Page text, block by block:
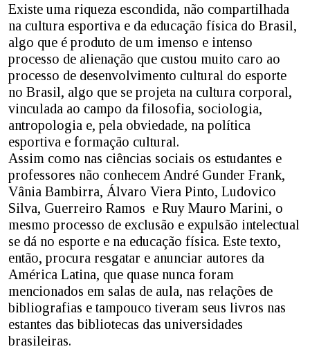
Existe uma riqueza escondida, não compartilhada
na cultura esportiva e da educação física do Brasil,
algo que é produto de um imenso e intenso
processo de alienação que custou muito caro ao
processo de desenvolvimento cultural do esporte
no Brasil, algo que se projeta na cultura corporal,
vinculada ao campo da filosofia, sociologia,
antropologia e, pela obviedade, na política
esportiva e formação cultural.
Assim como nas ciências sociais os estudantes e
professores não conhecem André Gunder Frank,
Vânia Bambirra, Álvaro Viera Pinto, Ludovico
Silva, Guerreiro Ramos e Ruy Mauro Marini, o
mesmo processo de exclusão e expulsão intelectual
se dá no esporte e na educação física. Este texto,
então, procura resgatar e anunciar autores da
América Latina, que quase nunca foram
mencionados em salas de aula, nas relações de
bibliografias e tampouco tiveram seus livros nas
estantes das bibliotecas das universidades
brasileiras.